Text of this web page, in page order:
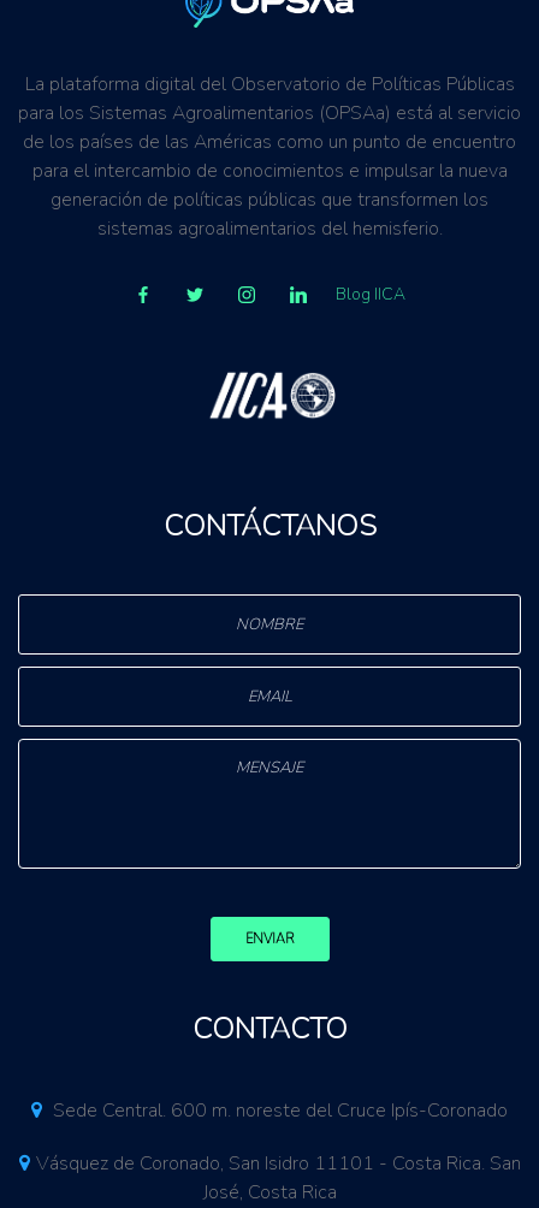
La plataforma digital del Observatorio de Políticas Públicas
para los Sistemas Agroalimentarios (OPSAa) está al servicio
de los países de las Américas como un punto de encuentro
para el intercambio de conocimientos e impulsar la nueva
generación de políticas públicas que transformen los
sistemas agroalimentarios del hemisferio.
Blog IICA
CONTÁCTANOS
ENVIAR
CONTACTO
Sede Central. 600 m. noreste del Cruce Ipís-Coronado
Vásquez de Coronado, San Isidro 11101 - Costa Rica. San
José, Costa Rica